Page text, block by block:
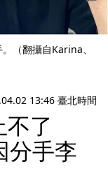
（翻攝自Karina、
13:46 臺北時間
了
手李